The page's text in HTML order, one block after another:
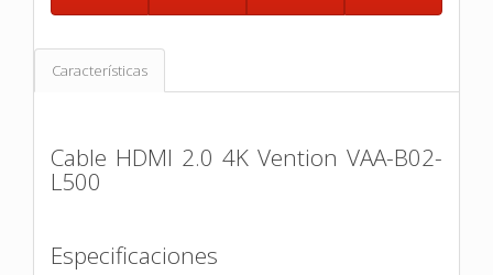
Características
Cable HDMI 2.0 4K Vention VAA-B02-
L500
Especificaciones